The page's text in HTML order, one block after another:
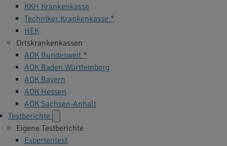
KKH Krankenkasse
Techniker Krankenkasse *
HEK
Ortskrankenkassen
AOK Bundesweit *
AOK Baden Württemberg
AOK Bayern
AOK Hessen
AOK Sachsen-Anhalt
Testberichte
Eigene Testberichte
Expertentest